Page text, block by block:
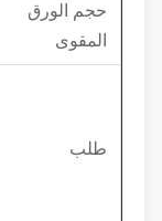
حجم الورق
المقوى
طلب